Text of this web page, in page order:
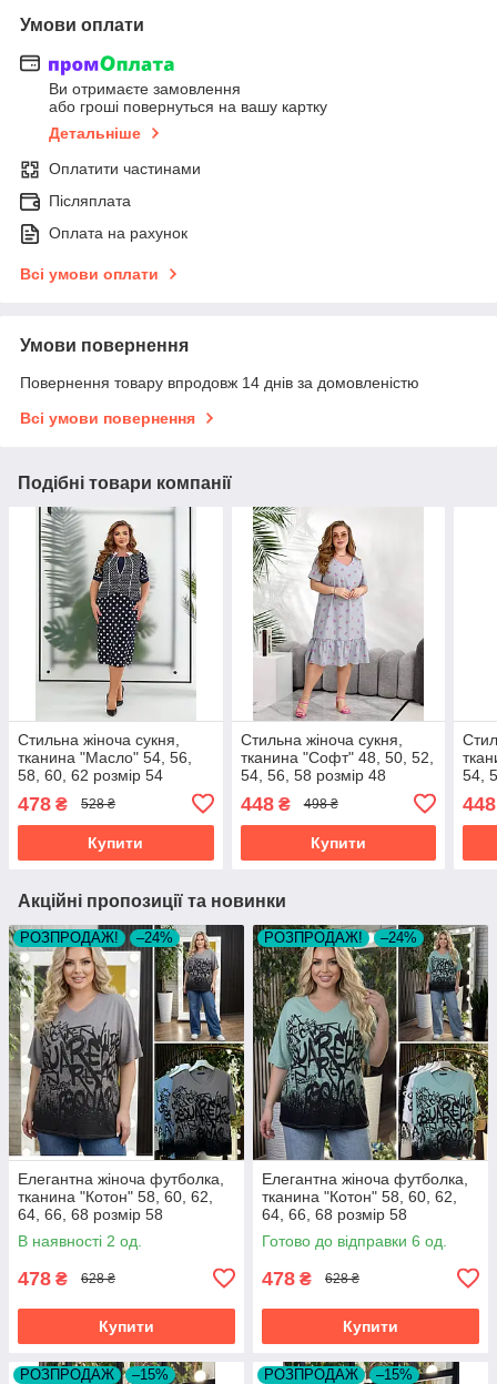
Умови оплати
Ви отримаєте замовлення
або гроші повернуться на вашу картку
Детальніше
Оплатити частинами
Післяплата
Оплата на рахунок
Всі умови оплати
Умови повернення
Повернення товару впродовж 14 днів за домовленістю
Всі умови повернення
Подібні товари компанії
Стильна жіноча сукня,
тканина "Масло" 54, 56,
58, 60, 62 розмір 54
478 ₴ 528 ₴
Купити
Стильна жіноча сукня,
тканина "Софт" 48, 50, 52,
54, 56, 58 розмір 48
448₴ 498 ₴
Купити
54,
448
Акційні пропозиції та новинки
РОЗПРОДАЖ! –24%
Елегантна жіноча футболка,
тканина "Котон" 58, 60, 62,
64, 66, 68 розмір 58
В наявності 2 од.
478 ₴ 628 ₴
Купити
РОЗПРОДАЖ! –24%
Елегантна жіноча футболка,
тканина "Котон" 58, 60, 62,
64, 66, 68 розмір 58
Готово до відправки 6 од.
478 ₴ 628 ₴
Купити
РОЗПРОДАЖ –15% РОЗПРОДАЖ –15%